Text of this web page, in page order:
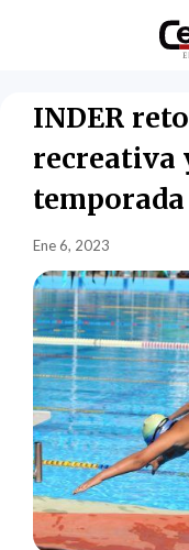
INDER
recreativa
Ene 6, 2023